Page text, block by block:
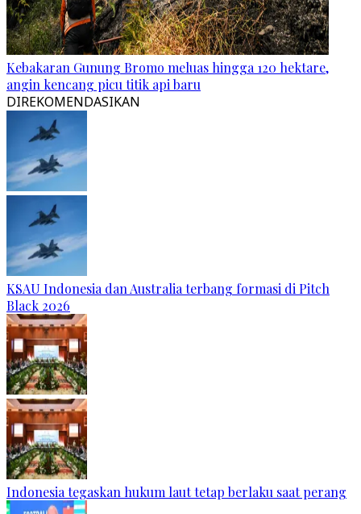
Kebakaran Gunung Bromo meluas hingga 120 hektare,
angin kencang picu titik api baru
DIREKOMENDASIKAN
KSAU Indonesia dan Australia terbang formasi di Pitch
Black 2026
Indonesia tegaskan hukum laut tetap berlaku saat perang